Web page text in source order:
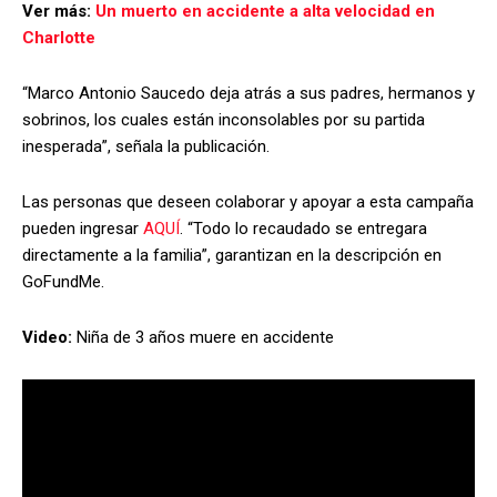
Ver más: Un muerto en accidente a alta velocidad en
Charlotte
“Marco Antonio Saucedo deja atrás a sus padres, hermanos y
sobrinos, los cuales están inconsolables por su partida
inesperada”, señala la publicación.
Las personas que deseen colaborar y apoyar a esta campaña
pueden ingresar AQUÍ. “Todo lo recaudado se entregara
directamente a la familia”, garantizan en la descripción en
GoFundMe.
Video: Niña de 3 años muere en accidente